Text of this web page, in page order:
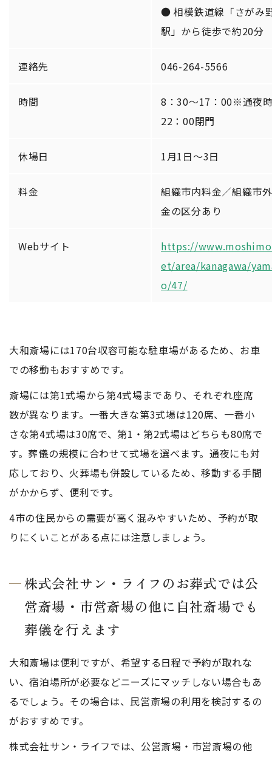
● 相模鉄道線「さがみ
駅」から徒歩で約20分
連絡先 046-264-5566
時間
8：30～17：00※通夜
22：00閉門
休場日 1月1日～3日
料金
組織市内料金／組織市
金の区分あり
Webサイト
https://
et/area/kanagawa/
o/47/
大和斎場には170台収容可能な駐車場があるため、お車
での移動もおすすめです。
斎場には第1式場から第4式場まであり、それぞれ座席
数が異なります。一番大きな第3式場は120席、一番小
さな第4式場は30席で、第1・第2式場はどちらも80席で
す。葬儀の規模に合わせて式場を選べます。通夜にも対
応しており、火葬場も併設しているため、移動する手間
がかからず、便利です。
4市の住民からの需要が高く混みやすいため、予約が取
りにくいことがある点には注意しましょう。
株式会社サン・ライフのお葬式では公
営斎場・市営斎場の他に自社斎場でも
葬儀を行えます
大和斎場は便利ですが、希望する日程で予約が取れな
い、宿泊場所が必要などニーズにマッチしない場合もあ
るでしょう。その場合は、民営斎場の利用を検討するの
がおすすめです。
株式会社サン・ライフでは、公営斎場・市営斎場の他